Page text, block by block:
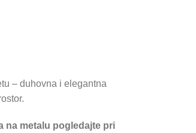
– duhovna i elegantna
na metalu pogledajte pri